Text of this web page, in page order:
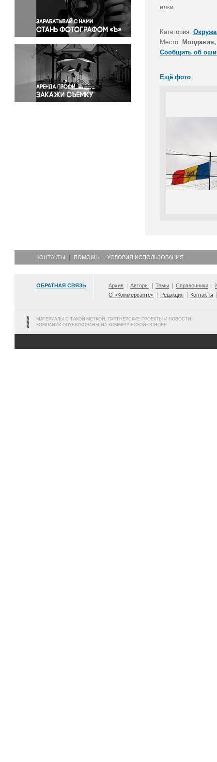
Правосудие
Происшествия и конфликты
Религия
Светская жизнь
Спорт
Экология
Экономика и бизнес
елки.
Категория:
Место:
Сообщить об
Ещё фото
КОНТАКТЫ ПОМОЩЬ УСЛОВИЯ ИСПОЛЬЗОВАНИЯ
ОБРАТНАЯ СВЯЗЬ Архив Авторы Темы Справочники
О «Коммерсанте»
Редакция Контакты
МАТЕРИАЛЫ С ТАКОЙ МЕТКОЙ, ПАРТНЕРСКИЕ ПРОЕКТЫ И НОВОСТИ
КОМПАНИЙ ОПУБЛИКОВАНЫ НА КОММЕРЧЕСКОЙ ОСНОВЕ